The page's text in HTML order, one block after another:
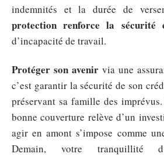
indemnités et la durée de
protection renforce la sécurité
d’incapacité de travail.
Protéger son avenir via une
c’est garantir la sécurité de son
préservant sa famille des
bonne couverture relève d’un
agir en amont s’impose comme
Demain, votre tranquillité